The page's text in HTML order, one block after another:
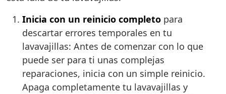
Inicia con un reinicio completo para
descartar errores temporales en tu
lavavajillas: Antes de comenzar con lo que
puede ser para ti unas complejas
reparaciones, inicia con un simple reinicio.
Apaga completamente tu lavavajillas y